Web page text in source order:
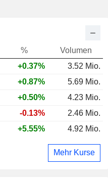
%
Volumen
+0.37%
3.52 Mio.
+0.87%
5.69 Mio.
+0.50%
4.23 Mio.
-0.13%
2.46 Mio.
+5.55% 4.92 Mio.
Mehr Kurse